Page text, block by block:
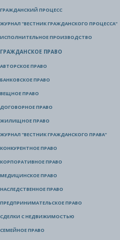
ГРАЖДАНСКИЙ ПРОЦЕСС
ЖУРНАЛ "ВЕСТНИК ГРАЖДАНСКОГО ПРОЦЕССА"
ИСПОЛНИТЕЛЬНОЕ ПРОИЗВОДСТВО
ГРАЖДАНСКОЕ ПРАВО
АВТОРСКОЕ ПРАВО
БАНКОВСКОЕ ПРАВО
ВЕЩНОЕ ПРАВО
ДОГОВОРНОЕ ПРАВО
ЖИЛИЩНОЕ ПРАВО
ЖУРНАЛ "ВЕСТНИК ГРАЖДАНСКОГО ПРАВА"
КОНКУРЕНТНОЕ ПРАВО
КОРПОРАТИВНОЕ ПРАВО
МЕДИЦИНСКОЕ ПРАВО
НАСЛЕДСТВЕННОЕ ПРАВО
ПРЕДПРИНИМАТЕЛЬСКОЕ ПРАВО
СДЕЛКИ С НЕДВИЖИМОСТЬЮ
СЕМЕЙНОЕ ПРАВО